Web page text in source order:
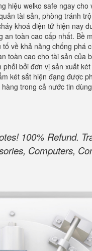
hiệu welko safe ngay cho
tài sản, phòng tránh
khoá điện tử hiện nay
toàn cao cấp nhất. Bề
về khả năng chống phá
toàn cao cho tài sản của
bởi đơn vị sản xuất
két sắt hiện đạng được
trong cả nước tin
100% Refund.
Computers,